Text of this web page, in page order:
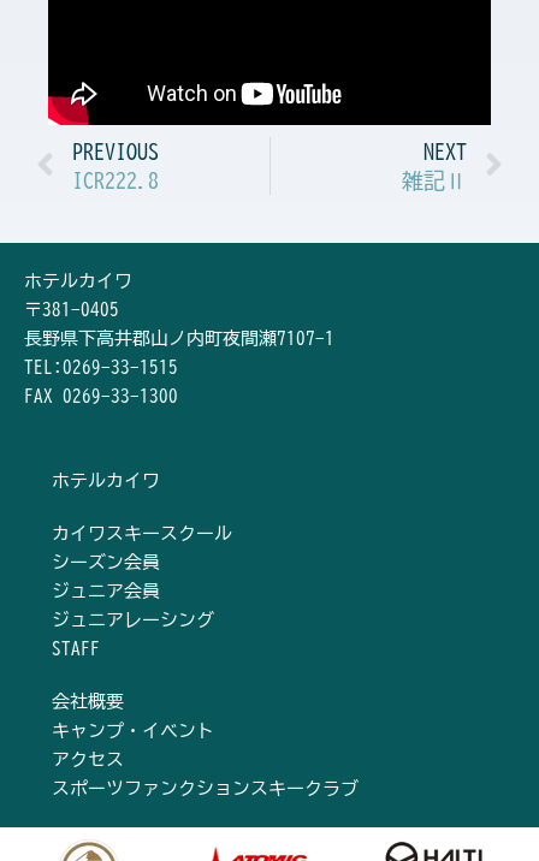
Prev
PREVIOUS
ICR222.8
NEXT
雑記Ⅱ
ホテルカイワ
〒381-0405
長野県下高井郡山ノ内町夜間瀬7107-1
TEL:0269-33-1515
FAX 0269-33-1300
ホテルカイワ
カイワスキースクール
シーズン会員
ジュニア会員
ジュニアレーシング
STAFF
会社概要
キャンプ・イベント
アクセス
スポーツファンクションスキークラブ